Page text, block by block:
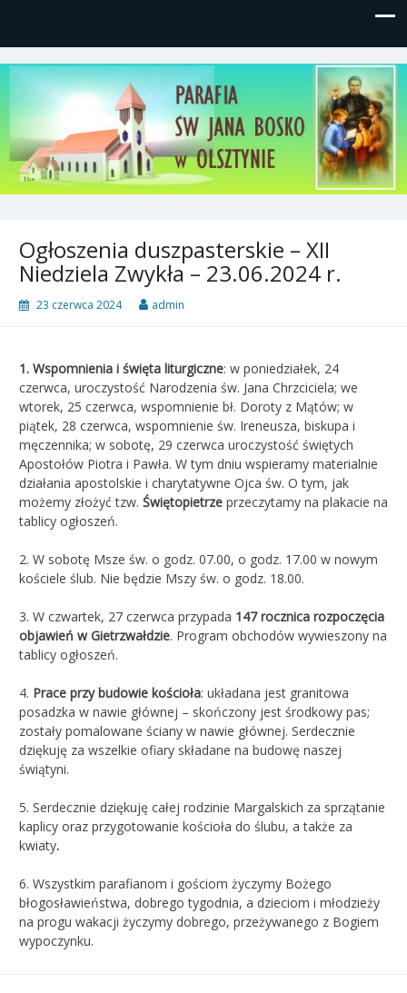
Parafia św, Jana Bosko w
Olsztynie
Gutkowo, ul. Żółkiewskiego 1
Ogłoszenia duszpasterskie – XII
Niedziela Zwykła – 23.06.2024 r.
23 czerwca 2024 admin
1. Wspomnienia i święta liturgiczne: w poniedziałek, 24
czerwca, uroczystość Narodzenia św. Jana Chrzciciela; we
wtorek, 25 czerwca, wspomnienie bł. Doroty z Mątów; w
piątek, 28 czerwca, wspomnienie św. Ireneusza, biskupa i
męczennika; w sobotę, 29 czerwca uroczystość świętych
Apostołów Piotra i Pawła. W tym dniu wspieramy materialnie
działania apostolskie i charytatywne Ojca św. O tym, jak
możemy złożyć tzw. Świętopietrze przeczytamy na plakacie na
tablicy ogłoszeń.
2. W sobotę Msze św. o godz. 07.00, o godz. 17.00 w nowym
kościele ślub. Nie będzie Mszy św. o godz. 18.00.
3. W czwartek, 27 czerwca przypada 147 rocznica rozpoczęcia
objawień w Gietrzwałdzie. Program obchodów wywieszony na
tablicy ogłoszeń.
4. Prace przy budowie kościoła: układana jest granitowa
posadzka w nawie głównej – skończony jest środkowy pas;
zostały pomalowane ściany w nawie głównej. Serdecznie
dziękuję za wszelkie ofiary składane na budowę naszej
świątyni.
5. Serdecznie dziękuję całej rodzinie Margalskich za sprzątanie
kaplicy oraz przygotowanie kościoła do ślubu, a także za
kwiaty.
6. Wszystkim parafianom i gościom życzymy Bożego
błogosławieństwa, dobrego tygodnia, a dzieciom i młodzieży
na progu wakacji życzymy dobrego, przeżywanego z Bogiem
wypoczynku.